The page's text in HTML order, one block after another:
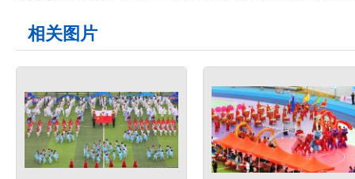
相关图片